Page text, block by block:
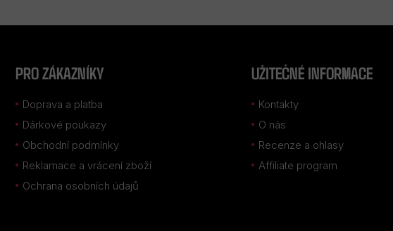
PRO ZÁKAZNÍKY
Doprava a platba
Dárkové poukazy
Obchodní podmínky
Reklamace a vrácení zboží
Ochrana osobních údajů
UŽITEČNÉ INFORMACE
Kontakty
O nás
Recenze a ohlasy
Affiliate program